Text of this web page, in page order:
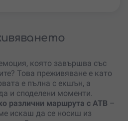
която завършва със
Това преживяване е като
е пълна с екшън, а
и споделени моменти.
различни маршрута с АТВ –
искаш да се носиш из